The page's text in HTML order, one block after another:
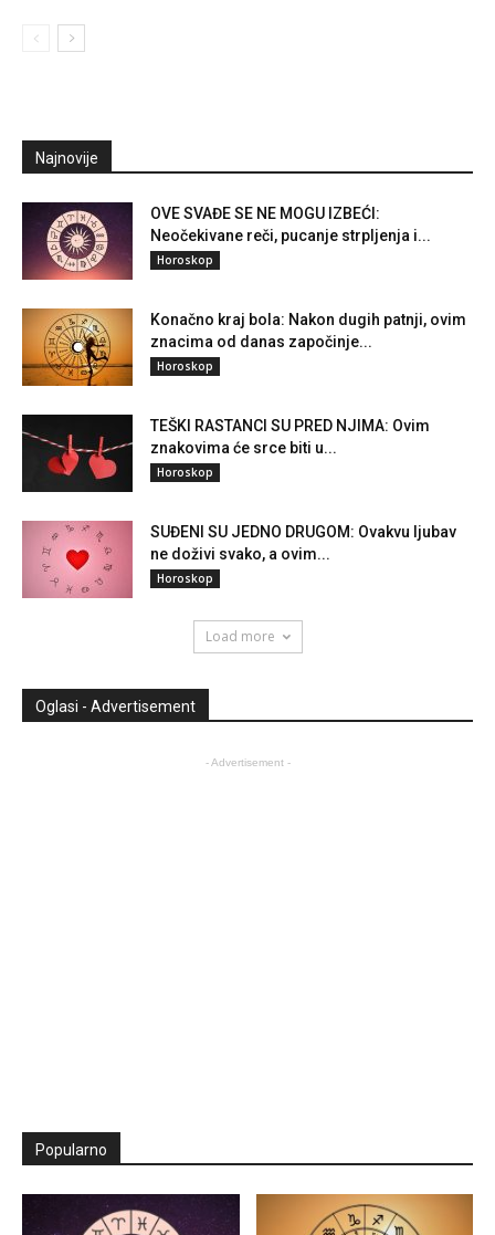
Najnovije
OVE SVAĐE SE NE MOGU IZBEĆI:
Neočekivane reči, pucanje strpljenja i...
Horoskop
Konačno kraj bola: Nakon dugih patnji, ovim
znacima od danas započinje...
Horoskop
TEŠKI RASTANCI SU PRED NJIMA: Ovim
znakovima će srce biti u...
Horoskop
SUĐENI SU JEDNO DRUGOM: Ovakvu ljubav
ne doživi svako, a ovim...
Horoskop
Load more
Oglasi - Advertisement
- Advertisement -
Popularno